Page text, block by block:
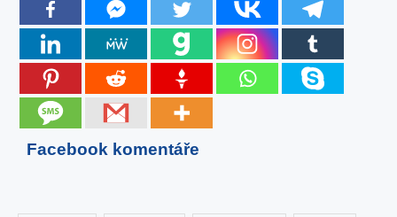
Facebook komentáře